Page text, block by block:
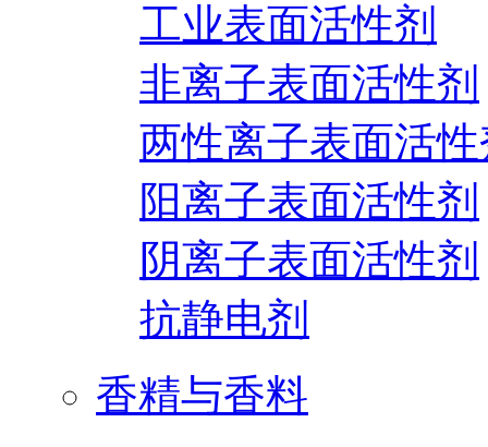
工业表面活性剂
非离子表面活性剂
两性离子表面活
阳离子表面活性剂
阴离子表面活性剂
抗静电剂
香精与香料